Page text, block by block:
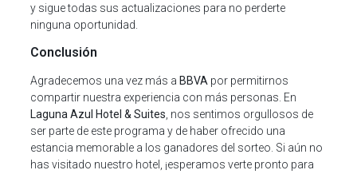
y sigue todas sus actualizaciones para no perderte
ninguna oportunidad.
Conclusión
Agradecemos una vez más a BBVA por permitirnos
compartir nuestra experiencia con más personas. En
Laguna Azul Hotel & Suites, nos sentimos orgullosos de
ser parte de este programa y de haber ofrecido una
estancia memorable a los ganadores del sorteo. Si aún no
has visitado nuestro hotel, ¡esperamos verte pronto para